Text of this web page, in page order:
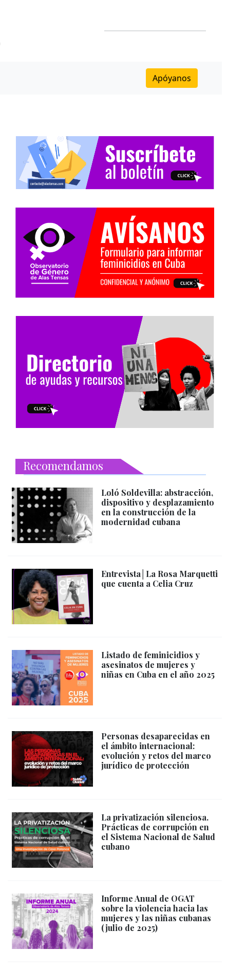
Apóyanos
Recomendamos
Loló Soldevilla: abstracción,
dispositivo y desplazamiento
en la construcción de la
modernidad cubana
Entrevista│La Rosa Marquetti
que cuenta a Celia Cruz
Listado de feminicidios y
asesinatos de mujeres y
niñas en Cuba en el año 2025
Personas desaparecidas en
el ámbito internacional:
evolución y retos del marco
jurídico de protección
La privatización silenciosa.
Prácticas de corrupción en
el Sistema Nacional de Salud
cubano
Informe Anual de OGAT
sobre la violencia hacia las
mujeres y las niñas cubanas
(julio de 2025)